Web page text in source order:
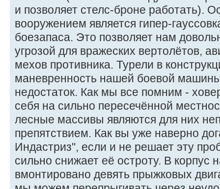
Rear 10
Turret 10
Fixed Equipment
Location
Tonnage
Body ECM
12 Hyper-
Rifle/40 Ammo 12.0
Front ER Small
Rear ER Small
Turret 2 ER
3 HAG/
и позволяет стелс-броне работать).
вооружением является гипер-
боезапаса. Это позволяет нам
угрозой для вражеских вертолётов,
мехов противника. Турели в
маневренность нашей боевой
недостаток. Как мы все помним -
себя на сильно пересечённой
лесные массивы являются для них
препятствием. Как вы уже наверно
Индастриз", если и не решает эту
сильно снижает её остроту. В
вмонтировано девять прыжковых